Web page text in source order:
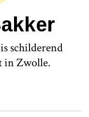
schilderend
in Zwolle.